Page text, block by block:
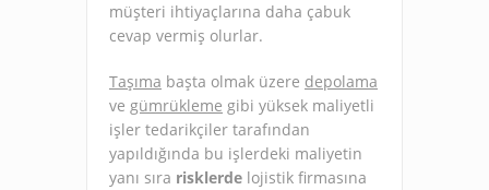
müşteri ihtiyaçlarına daha çabuk
cevap vermiş olurlar.
Taşıma başta olmak üzere depolama
ve gümrükleme gibi yüksek maliyetli
işler tedarikçiler tarafından
yapıldığında bu işlerdeki maliyetin
yanı sıra risklerde lojistik firmasına